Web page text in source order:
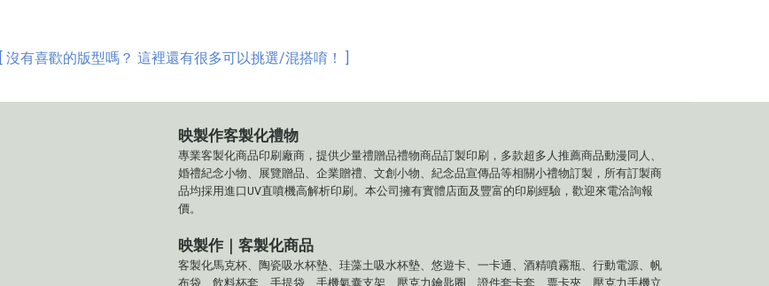
[ 沒有喜歡的版型嗎？ 這裡還有很多可以挑選/混搭唷！ ]
映製作客製化禮物
專業客製化商品印刷廠商，提供少量禮贈品禮物商品訂製印刷，多款超多人推薦商品動漫同人、
婚禮紀念小物、展覽贈品、企業贈禮、文創小物、紀念品宣傳品等相關小禮物訂製，所有訂製商
品均採用進口UV直噴機高解析印刷。本公司擁有實體店面及豐富的印刷經驗，歡迎來電洽詢報
價。
映製作｜客製化商品
客製化馬克杯、陶瓷吸水杯墊、珪藻土吸水杯墊、悠遊卡、一卡通、酒精噴霧瓶、行動電源、帆
布袋、飲料杯套、手提袋、手機氣囊支架、壓克力鑰匙圈、證件套卡套、票卡夾、壓克力手機立